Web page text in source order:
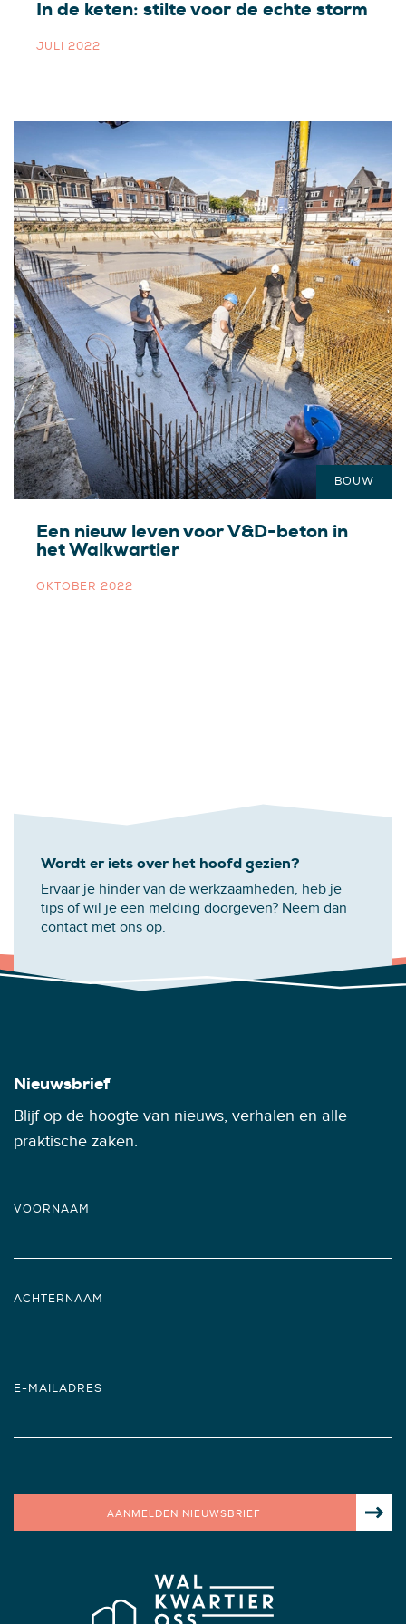
In de keten: stilte voor de echte storm
JULI 2022
Een nieuw leven voor V&D-beton in
het Walkwartier
OKTOBER 2022
BOUW
Wordt er iets over het hoofd gezien?
Ervaar je hinder van de werkzaamheden, heb je
tips of wil je een melding doorgeven? Neem dan
contact met ons op.
Nieuwsbrief
Blijf op de hoogte van nieuws, verhalen en alle
praktische zaken.
VOORNAAM
ACHTERNAAM
E-MAILADRES
AANMELDEN NIEUWSBRIEF